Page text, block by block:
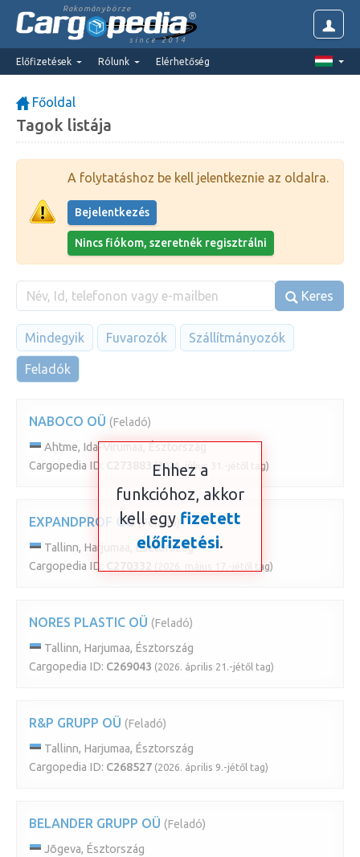
Rakománybörze
since 2014
Előfizetések Rólunk Elérhetőség
Főoldal
Tagok listája
A folytatáshoz be kell jelentkeznie az oldalra.
Bejelentkezés
Nincs fiókom, szeretnék regisztrálni
Keres
Mindegyik Fuvarozók Szállítmányozók
Feladók
NABOCO OÜ (Feladó)
Ahtme, Ida-Virumaa, Észtország
Cargopedia ID:
(2026. július 31.-jétől tag)
EXPANDPROF OÜ (Feladó)
Tallinn, Harjumaa, Észtország
Cargopedia ID:
(2026. május 17.-jétől tag)
NORES PLASTIC OÜ (Feladó)
Tallinn, Harjumaa, Észtország
Cargopedia ID: C269043 (2026. április 21.-jétől tag)
R&P GRUPP OÜ (Feladó)
Tallinn, Harjumaa, Észtország
Cargopedia ID: C268527 (2026. április 9.-jétől tag)
BELANDER GRUPP OÜ (Feladó)
Jõgeva, Észtország
Ehhez a
funkcióhoz, akkor
kell egy fizetett
előfizetési.